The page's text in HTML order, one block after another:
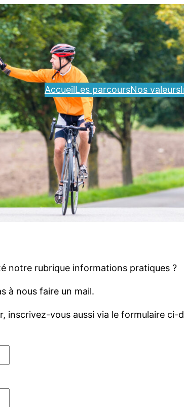
AccueilLes parcoursNos valeurs
notre rubrique informations pratiques ?
à nous faire un mail.
inscrivez-vous aussi via le formulaire ci-